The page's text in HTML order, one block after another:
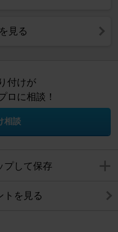
見る
付けが
ロに相談！
相談
プして保存
トを見る